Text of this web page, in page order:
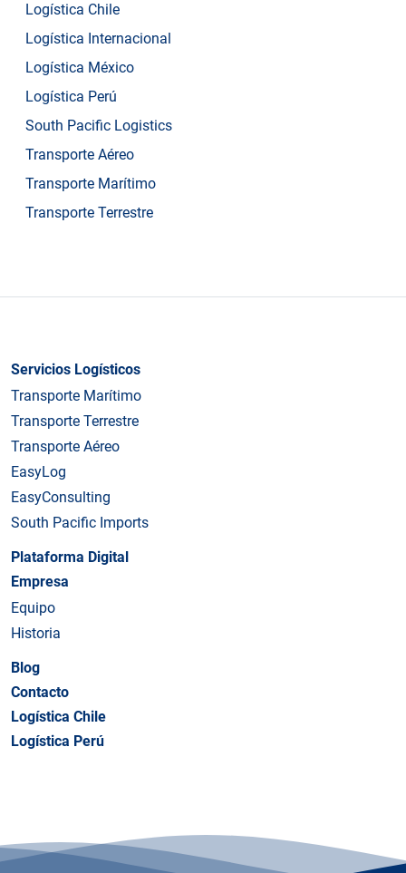
Logística Chile
Logística Internacional
Logística México
Logística Perú
South Pacific Logistics
Transporte Aéreo
Transporte Marítimo
Transporte Terrestre
Servicios Logísticos
Transporte Marítimo
Transporte Terrestre
Transporte Aéreo
EasyLog
EasyConsulting
South Pacific Imports
Plataforma Digital
Empresa
Equipo
Historia
Blog
Contacto
Logística Chile
Logística Perú